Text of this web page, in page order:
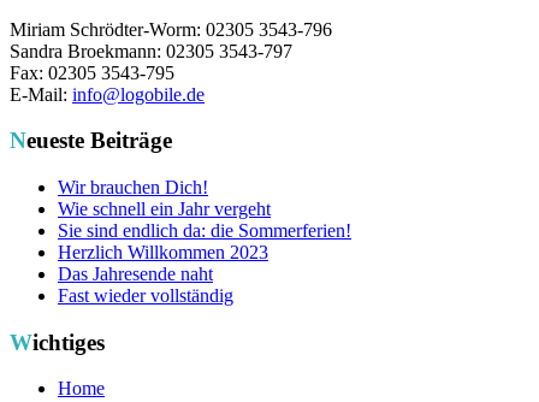
Miriam Schrödter-Worm: 02305 3543-796
Sandra Broekmann: 02305 3543-797
Fax: 02305 3543-795
E-Mail: info@logobile.de
Neueste Beiträge
Wir brauchen Dich!
Wie schnell ein Jahr vergeht
Sie sind endlich da: die Sommerferien!
Herzlich Willkommen 2023
Das Jahresende naht
Fast wieder vollständig
Wichtiges
Home